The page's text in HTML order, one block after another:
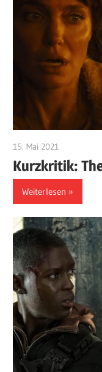
15. Mai 2021
Kurzkritik:
Weiterlesen